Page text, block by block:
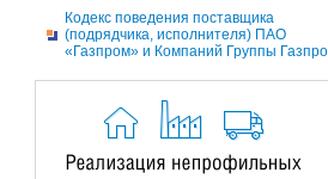
Кодекс поведения поставщика
(подрядчика, исполнителя) ПАО
«Газпром» и Компаний Группы